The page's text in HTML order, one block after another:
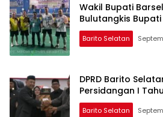
Wakil Bupati
Bulutangkis
Barito Selatan
DPRD Barito
Persidangan I
Barito Selatan